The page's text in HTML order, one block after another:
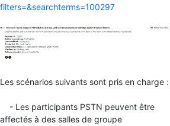
filters=&searchterms=100297
Les scénarios suivants sont pris en charge :
- Les participants PSTN peuvent être
affectés à des salles de groupe